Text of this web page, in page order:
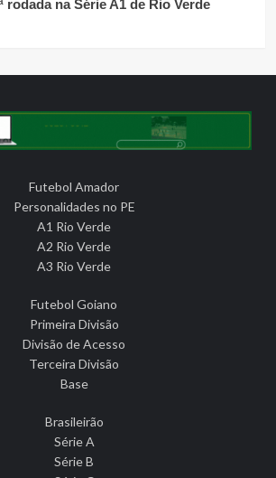
rodada na Série A1 de Rio Verde
Futebol Amador
Personalidades no PE
A1 Rio Verde
A2 Rio Verde
A3 Rio Verde
Futebol Goiano
Primeira Divisão
Divisão de Acesso
Terceira Divisão
Base
Brasileirão
Série A
Série B